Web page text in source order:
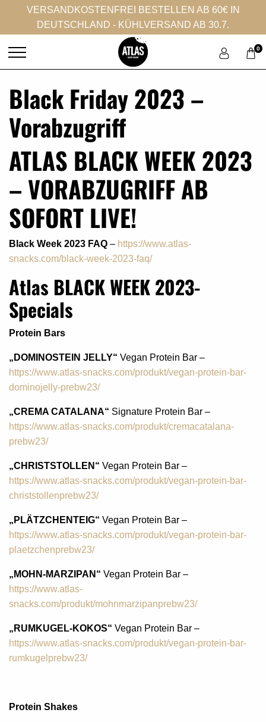
VERSANDKOSTENFREI BESTELLEN AB 60€ IN
DEUTSCHLAND - KÜHLVERSAND AB 30.7.
0
Black Friday 2023 –
Vorabzugriff
ATLAS BLACK WEEK 2023
– VORABZUGRIFF AB
SOFORT LIVE!
Black Week 2023 FAQ – https://www.atlas-
snacks.com/black-week-2023-faq/
Atlas BLACK WEEK 2023-
Specials
Protein Bars
„DOMINOSTEIN JELLY“ Vegan Protein Bar –
https://www.atlas-snacks.com/produkt/vegan-protein-bar-
dominojelly-prebw23/
„CREMA CATALANA“ Signature Protein Bar –
https://www.atlas-snacks.com/produkt/cremacatalana-
prebw23/
„CHRISTSTOLLEN“ Vegan Protein Bar –
https://www.atlas-snacks.com/produkt/vegan-protein-bar-
christstollenprebw23/
„PLÄTZCHENTEIG“ Vegan Protein Bar –
https://www.atlas-snacks.com/produkt/vegan-protein-bar-
plaetzchenprebw23/
„MOHN-MARZIPAN“ Vegan Protein Bar –
https://www.atlas-
snacks.com/produkt/mohnmarzipanprebw23/
„RUMKUGEL-KOKOS“ Vegan Protein Bar –
https://www.atlas-snacks.com/produkt/vegan-protein-bar-
rumkugelprebw23/
Protein Shakes